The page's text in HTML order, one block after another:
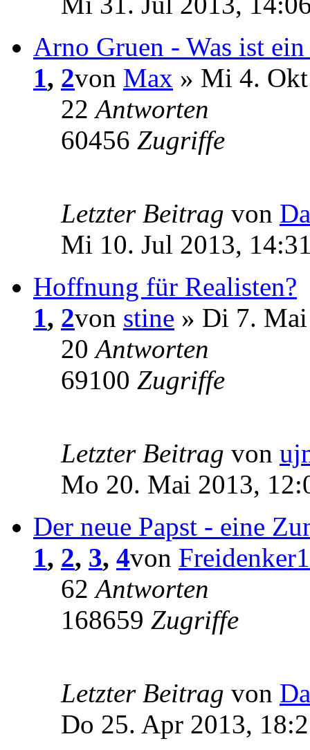
Arno Gruen - Was ist
1, 2von Max » Mi 4.
22Antworten
60456 Zugriffe
Letzter Beitrag von
Mi 10. Jul 2013,
Hoffnung für Realisten?
1, 2von stine » Di 7.
20Antworten
69100 Zugriffe
Letzter Beitrag von
Mo 20. Mai 2013,
Der neue Papst - eine
1, 2, 3, 4von Freidenker1
62Antworten
168659 Zugriffe
Letzter Beitrag von
Do 25. Apr 2013,